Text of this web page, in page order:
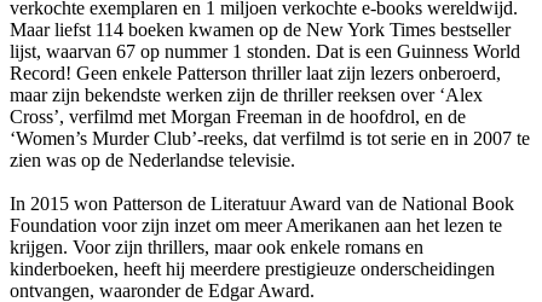
verkochte exemplaren en 1 miljoen verkochte e-books wereldwijd.
Maar liefst 114 boeken kwamen op de New York Times bestseller
lijst, waarvan 67 op nummer 1 stonden. Dat is een Guinness World
Record! Geen enkele Patterson thriller laat zijn lezers onberoerd,
maar zijn bekendste werken zijn de thriller reeksen over ‘Alex
Cross’, verfilmd met Morgan Freeman in de hoofdrol, en de
‘Women’s Murder Club’-reeks, dat verfilmd is tot serie en in 2007 te
zien was op de Nederlandse televisie.
In 2015 won Patterson de Literatuur Award van de National Book
Foundation voor zijn inzet om meer Amerikanen aan het lezen te
krijgen. Voor zijn thrillers, maar ook enkele romans en
kinderboeken, heeft hij meerdere prestigieuze onderscheidingen
ontvangen, waaronder de Edgar Award.